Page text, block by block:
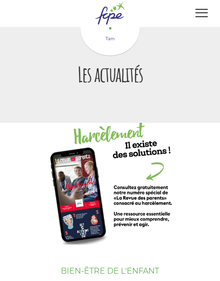
Tarn
Les actualités
BIEN-ÊTRE DE L'ENFANT
Panneau de gestion des cookies